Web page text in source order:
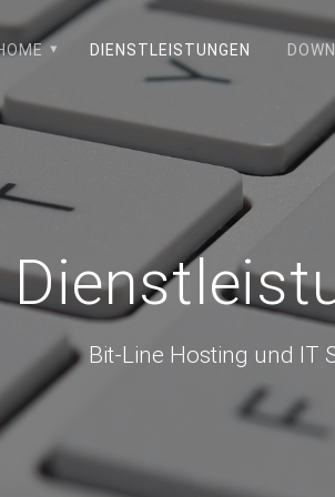
DIENSTLEISTUNGEN
Bit-Line Hosting und IT